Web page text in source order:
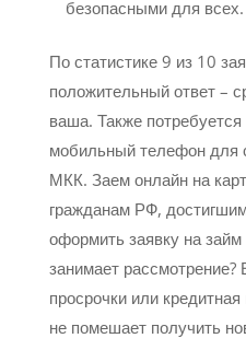
безопасными для всех.
По статистике 9 из 10
положительный ответ –
ваша. Также потребуется
мобильный телефон для
МКК. Заем онлайн на
гражданам РФ,
оформить заявку на
занимает
просрочки или
не помешает получить